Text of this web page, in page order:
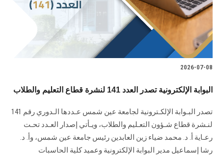
الدراسات العليا
سجل الان
2026-07-08
البوابة الإلكترونية تصدر العدد 141 لنشرة قطاع التعليم والطلاب
تصدر البـوابة الإلكـترونية لجامعة عين شمس عـددها الـدوري رقم 141
لنـشرة قطاع شـؤون التعـليم ‏والطلاب‎، ويـأتي إصدار العـدد تحـت
رعـاية أ. د. محمد ضياء زين العابدين رئيس جامعة عين شمس، وأ. د.
‏رشا إسماعيل مدير البوابة الإلكترونية وعميد كلية الحاسبات